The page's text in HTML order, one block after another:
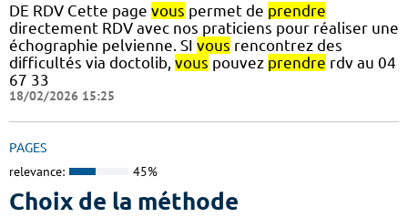
DE RDV Cette page vous permet de prendre
directement RDV avec nos praticiens pour réaliser une
échographie pelvienne. SI vous rencontrez des
difficultés via doctolib, vous pouvez prendre rdv au 04
67 33
18/02/2026 15:25
PAGES
relevance: 45%
Choix de la méthode